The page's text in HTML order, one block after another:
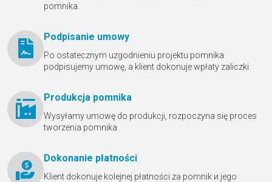
pomnika.
Podpisanie umowy
Po ostatecznym uzgodnieniu projektu pomnika
podpisujemy umowę, a klient dokonuje wpłaty zaliczki.
Produkcja pomnika
Wysyłamy umowę do produkcji, rozpoczyna się proces
tworzenia pomnika.
Dokonanie płatności
Klient dokonuje kolejnej płatności za pomnik и jego